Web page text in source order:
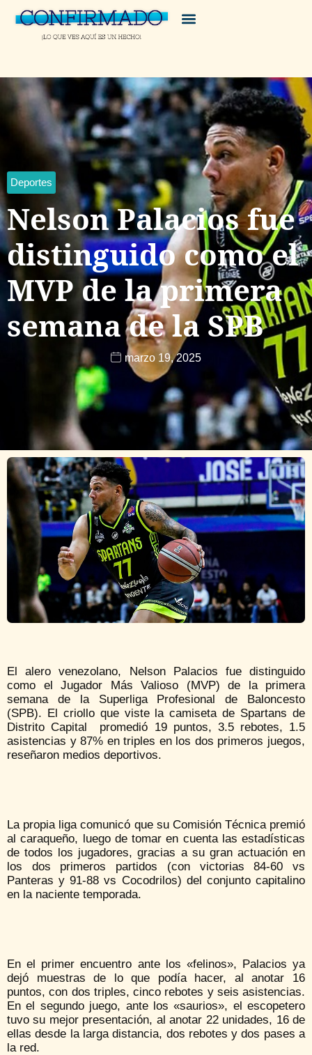
Deportes
Nelson Palacios fue
distinguido como el
MVP de la primera
semana de la SPB
marzo 19, 2025
El alero venezolano, Nelson Palacios fue distinguido
como el Jugador Más Valioso (MVP) de la primera
semana de la Superliga Profesional de Baloncesto
(SPB). El criollo que viste la camiseta de Spartans de
Distrito Capital promedió 19 puntos, 3.5 rebotes, 1.5
asistencias y 87% en triples en los dos primeros juegos,
reseñaron medios deportivos.
La propia liga comunicó que su Comisión Técnica premió
al caraqueño, luego de tomar en cuenta las estadísticas
de todos los jugadores, gracias a su gran actuación en
los dos primeros partidos (con victorias 84-60 vs
Panteras y 91-88 vs Cocodrilos) del conjunto capitalino
en la naciente temporada.
En el primer encuentro ante los «felinos», Palacios ya
dejó muestras de lo que podía hacer, al anotar 16
puntos, con dos triples, cinco rebotes y seis asistencias.
En el segundo juego, ante los «saurios», el escopetero
tuvo su mejor presentación, al anotar 22 unidades, 16 de
ellas desde la larga distancia, dos rebotes y dos pases a
la red.